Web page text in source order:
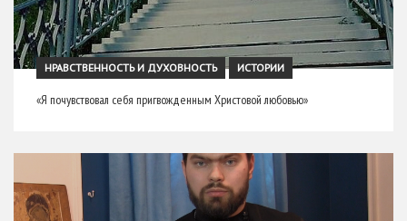
НРАВСТВЕННОСТЬ И ДУХОВНОСТЬ ИСТОРИИ
«Я почувствовал себя пригвожденным Христовой любовью»